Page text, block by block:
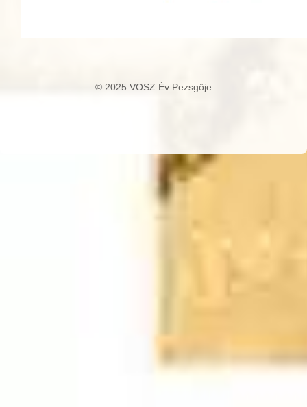
© 2025 VOSZ Év Pezsgője